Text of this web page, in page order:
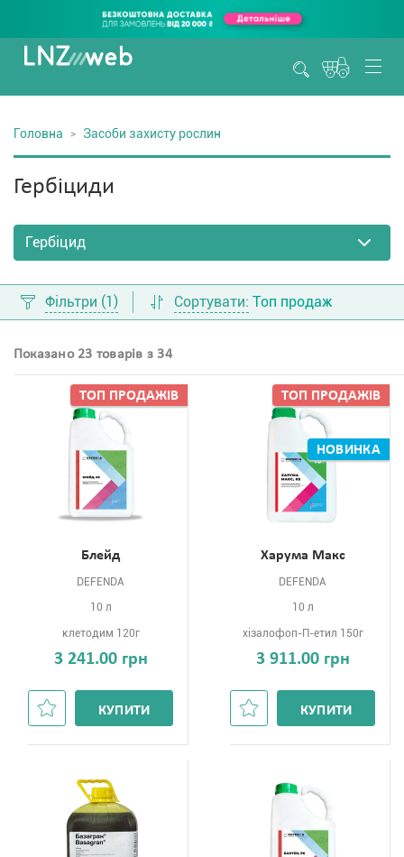
Головна Засоби захисту рослин
Гербіциди
Фільтри (1) Сортувати: Топ продаж
Показано 23 товарів з 34
Блейд
ТОП ПРОДАЖIВ
DEFENDA
10 л
клетодим 120г
3 241.00 грн
КУПИТИ
Харума Макс
ТОП ПРОДАЖIВ
НОВИНКА
DEFENDA
10 л
хізалофоп-П-етил 150г
3 911.00 грн
КУПИТИ